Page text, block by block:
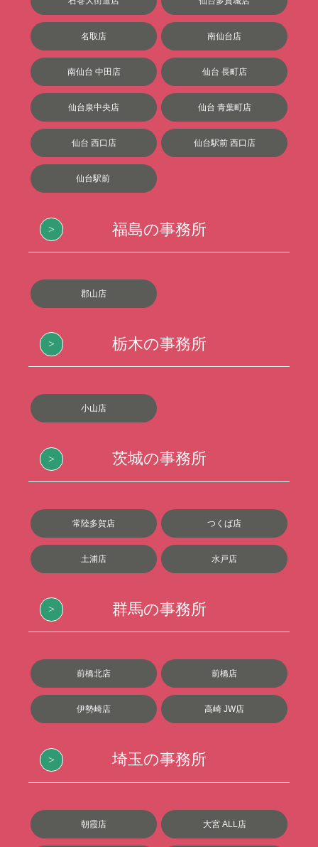
名取店 南仙台店
南仙台 中田店 仙台 長町店
仙台泉中央店 仙台 青葉町店
仙台 西口店 仙台駅前 西口店
仙台駅前
福島の事務所
郡山店
栃木の事務所
小山店
茨城の事務所
常陸多賀店 つくば店
土浦店 水戸店
群馬の事務所
前橋北店 前橋店
伊勢崎店 高崎 JW店
埼玉の事務所
朝霞店 大宮 ALL店